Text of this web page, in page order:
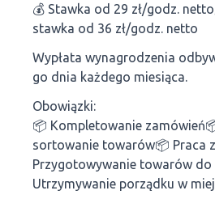
💰 Stawka od 29 zł/godz.
stawka od 36 zł/godz. netto
Wypłata wynagrodzenia
go dnia każdego miesiąca.
Obowiązki:
📦 Kompletowanie
sortowanie towarów📦 Praca
Przygotowywanie towarów do
Utrzymywanie porządku w